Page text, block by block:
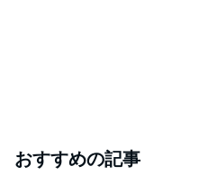
おすすめの記事